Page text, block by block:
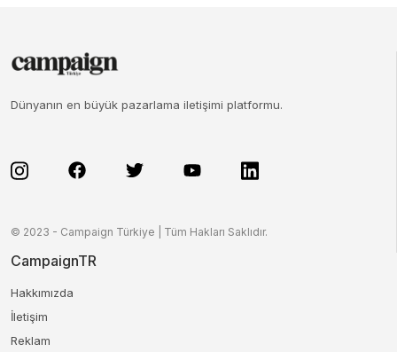
Dünyanın en büyük pazarlama iletişimi platformu.
© 2023 - Campaign Türkiye | Tüm Hakları Saklıdır.
CampaignTR
Hakkımızda
İletişim
Reklam